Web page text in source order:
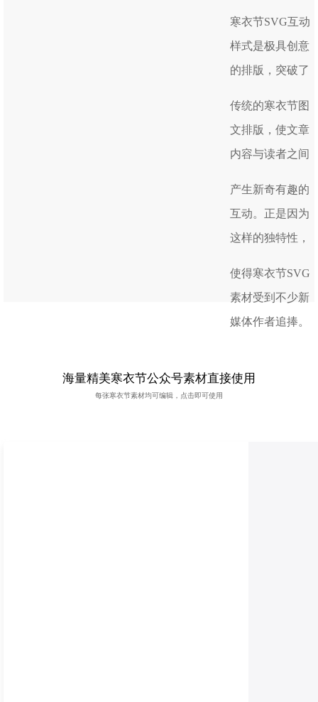
寒衣节SVG互动
样式是极具创意
的排版，突破了
传统的寒衣节图
文排版，使文章
内容与读者之间
产生新奇有趣的
互动。正是因为
这样的独特性，
使得寒衣节SVG
素材受到不少新
媒体作者追捧。
海量精美寒衣节公众号素材直接使用
每张寒衣节素材均可编辑，点击即可使用